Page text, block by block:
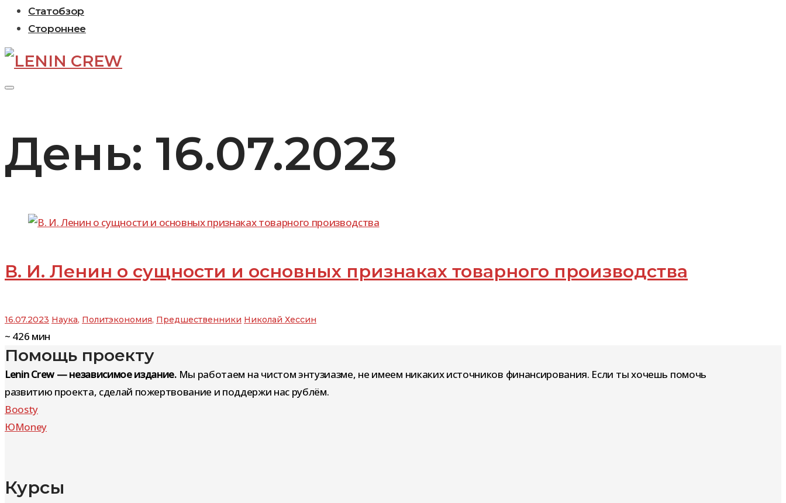
Статобзор
Стороннее
День: 16.07.2023
В. И. Ленин о сущности и основных признаках товарного производства
16.07.2023 Наука, Политэкономия, Предшественники Николай Хессин
~ 426 мин
Помощь проекту
Lenin Crew — независимое издание.Мы работаем на чистом энтузиазме, не имеем никаких источников финансирования. Если ты хочешь помочь
развитию проекта, сделай пожертвование и поддержи нас рублём.
Boosty
ЮMoney
Курсы